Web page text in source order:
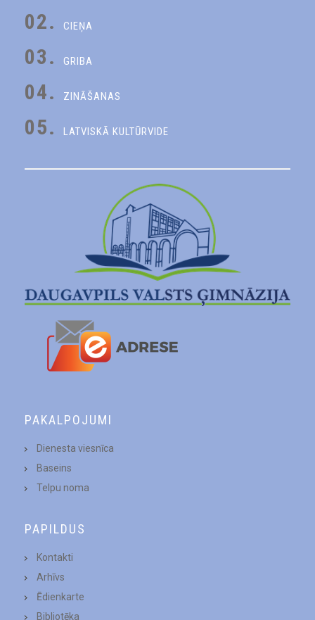
02. CIEŅA
03. GRIBA
04. ZINĀŠANAS
05. LATVISKĀ KULTŪRVIDE
PAKALPOJUMI
Dienesta viesnīca
Baseins
Telpu noma
PAPILDUS
Kontakti
Arhīvs
Ēdienkarte
Bibliotēka